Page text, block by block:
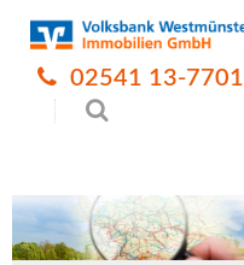
02541 13-7701